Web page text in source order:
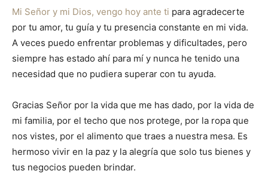
Mi Señor y mi Dios, vengo hoy ante ti para agradecerte
por tu amor, tu guía y tu presencia constante en mi vida.
A veces puedo enfrentar problemas y dificultades, pero
siempre has estado ahí para mí y nunca he tenido una
necesidad que no pudiera superar con tu ayuda.
Gracias Señor por la vida que me has dado, por la vida de
mi familia, por el techo que nos protege, por la ropa que
nos vistes, por el alimento que traes a nuestra mesa. Es
hermoso vivir en la paz y la alegría que solo tus bienes y
tus negocios pueden brindar.